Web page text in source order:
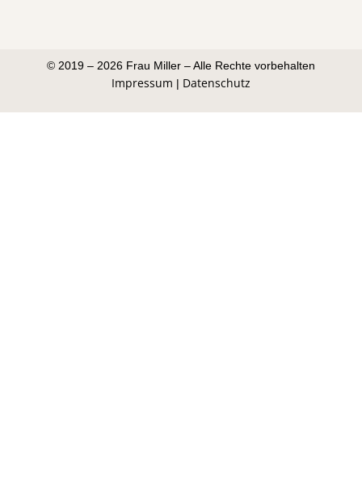
© 2019 – 2026 Frau Miller – Alle Rechte vorbehalten
Impressum | Datenschutz